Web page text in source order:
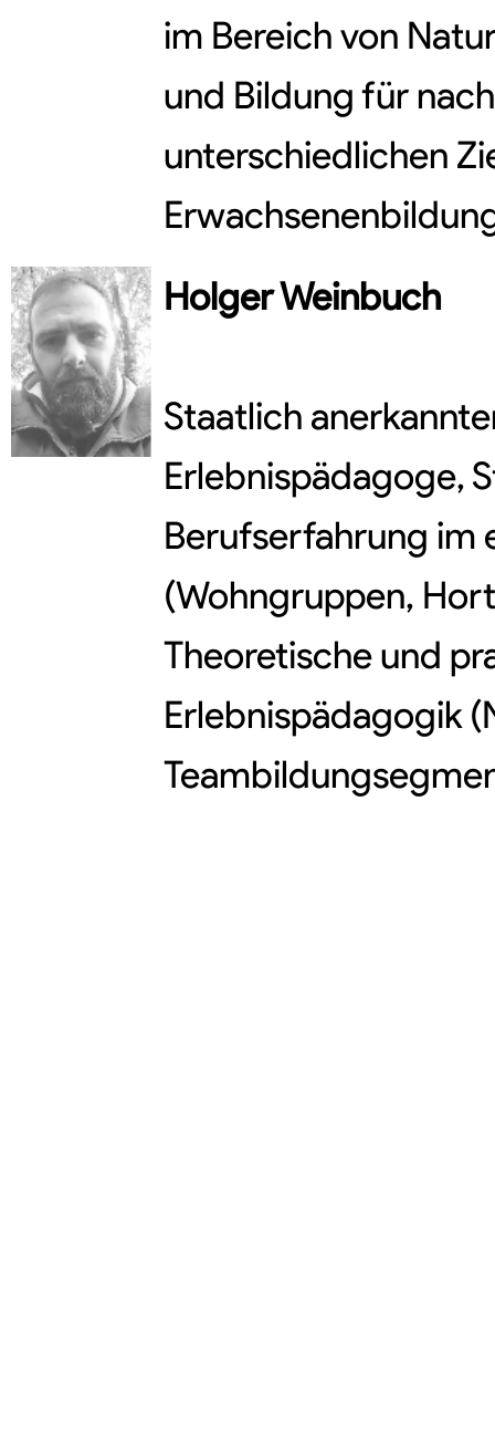
im Bereich von
und Bildung für
unterschiedlichen
HolgerWeinbuch
Staatlich
Erlebnispädagoge,
Berufserfahrung im
(Wohngruppen,
Theoretische und
Erlebnispädagogik